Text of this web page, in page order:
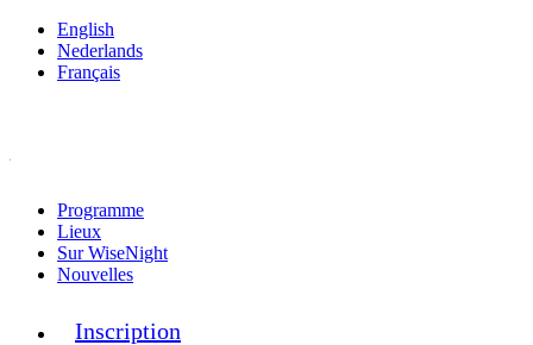
English
Nederlands
Français
Programme
Lieux
Sur WiseNight
Nouvelles
Inscription